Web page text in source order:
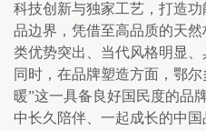
科技创新与独家工艺，打造
品边界，凭借至高品质的天
类优势突出、当代风格明显、
同时，在品牌塑造方面，鄂
暖”这一具备良好国民度的品
中长久陪伴、一起成长的中国